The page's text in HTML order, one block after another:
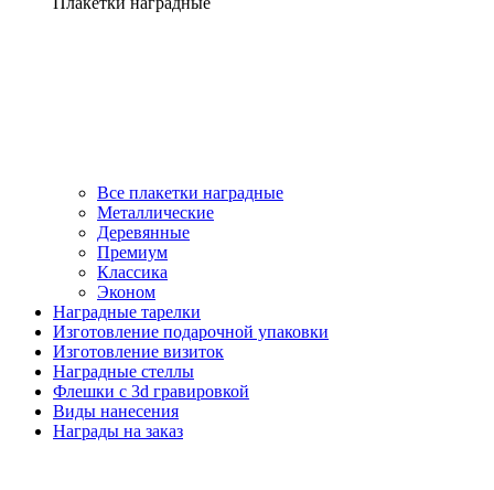
Все плакетки наградные
Металлические
Деревянные
Премиум
Классика
Эконом
Наградные тарелки
Изготовление подарочной упаковки
Изготовление визиток
Наградные стеллы
Флешки с 3d гравировкой
Виды нанесения
Награды на заказ